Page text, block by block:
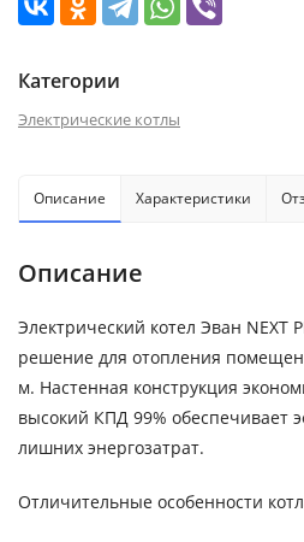
Категории
Электрические котлы
Описание Характеристики
Описание
Электрический котел Эван NEXT
решение для отопления
м. Настенная конструкция
высокий КПД 99% обеспечивает
лишних энергозатрат.
Отличительные особенности